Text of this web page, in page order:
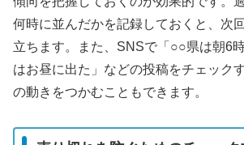
何時に並んだかを記録しておくと、次
立ちます。また、SNSで「○○県は朝6
はお昼に出た」などの投稿をチェック
の動きをつかむこともできます。